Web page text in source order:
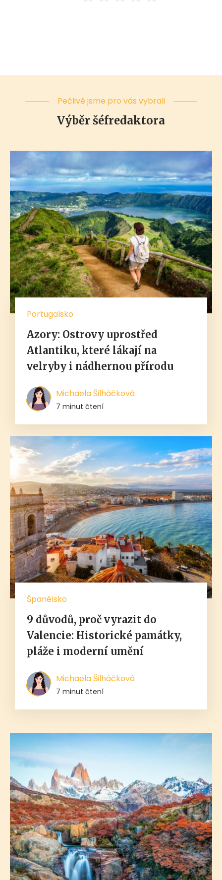
Pečlivě jsme pro vás vybrali
Výběr šéfredaktora
Portugalsko
Azory: Ostrovy uprostřed
Atlantiku, které lákají na
velryby i nádhernou přírodu
Michaela Šilháčková
7 minut čtení
Španělsko
9 důvodů, proč vyrazit do
Valencie: Historické památky,
pláže i moderní umění
Michaela Šilháčková
7 minut čtení